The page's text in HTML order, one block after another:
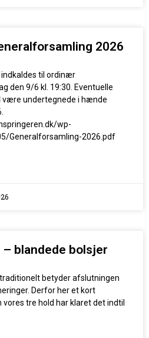
2026
indkaldes til ordinær
den 9/6 kl. 19:30. Eventuelle
være undertegnede i hænde
wp-
Generalforsamling-2026.pdf
blandede bolsjer
betyder afslutningen
Derfor her et kort
tre hold har klaret det indtil